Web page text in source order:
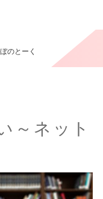
のとーく
～ネット